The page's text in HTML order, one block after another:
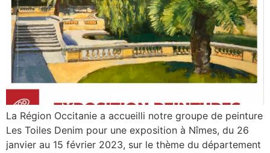
La Région Occitanie a accueilli notre groupe de peinture
Les Toiles Denim pour une exposition à Nîmes, du 26
janvier au 15 février 2023, sur le thème du département